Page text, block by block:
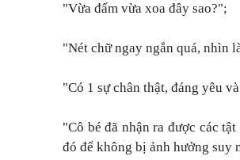
"Vừa đấm vừa xoa đây sao?";
"Nét chữ ngay ngắn quá, nhìn
"Có 1 sự chân thật, đáng yêu
"Cô bé đã nhận ra được các
đó để không bị ảnh hưởng suy